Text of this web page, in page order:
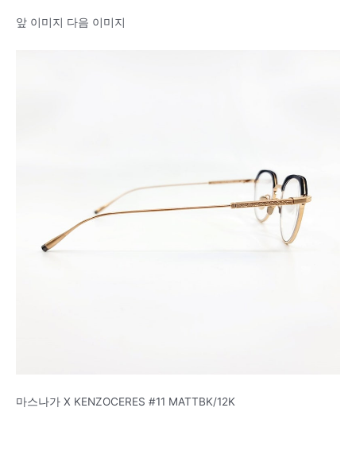
앞 이미지 다음 이미지
마스나가 X KENZOCERES #11 MATTBK/12K